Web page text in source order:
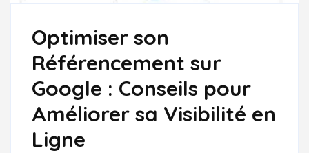
Optimiser son
Référencement sur
Google : Conseils pour
Améliorer sa Visibilité en
Ligne